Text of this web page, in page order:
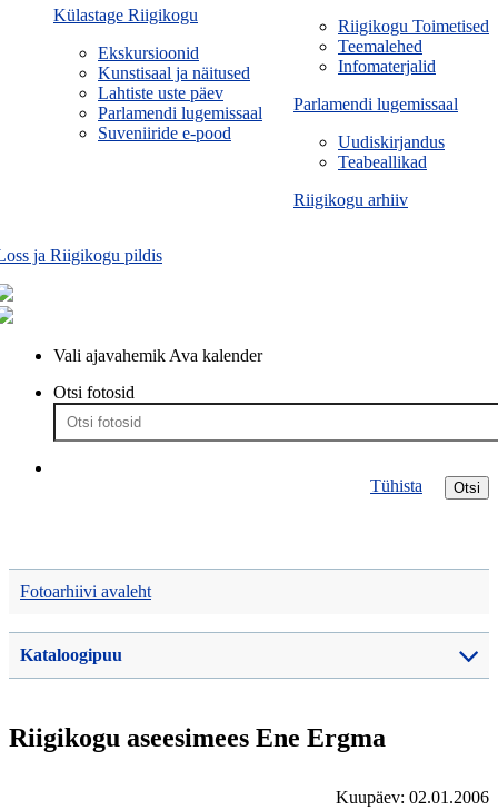
Riigikogu Toimetised
Teemalehed
Infomaterjalid
Parlamendi lugemissaal
Uudiskirjandus
Teabeallikad
Riigikogu arhiiv
Külastage Riigikogu
Ekskursioonid
Kunstisaal ja näitused
Lahtiste uste päev
Parlamendi lugemissaal
Suveniiride e-pood
ja Riigikogu pildis
Vali ajavahemik Ava kalender
Otsi fotosid
Otsi
Tühista
Fotoarhiivi avaleht
Kataloogipuu
Riigikogu aseesimees Ene Ergma
Kuupäev: 02.01.2006